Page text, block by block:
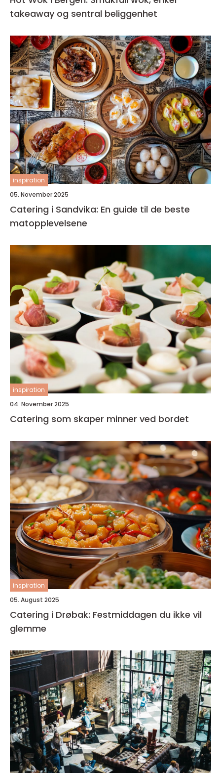
takeaway og sentral beliggenhet
inspiration
05. November 2025
Catering i Sandvika: En guide til de beste
matopplevelsene
inspiration
04. November 2025
Catering som skaper minner ved bordet
inspiration
05. August 2025
Catering i Drøbak: Festmiddagen du ikke vil
glemme